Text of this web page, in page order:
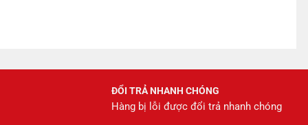
ĐỔI TRẢ NHANH CHÓNG
Hàng bị lỗi được đổi trả nhanh chóng